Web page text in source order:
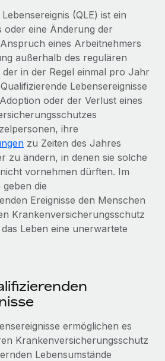
HR-Aufgaben
der HR in bestehende Abläufe
für dein Team
KI-Tools mit Remote über unser
für globale HR & Compliance
Lösungen für wachsende
HR-Lösungen, um Teams zu
und Großunternehmen
von Global-HR-Funktionen in deine
einer Partnerschaft
Demnächst verfügbar
und KI-Automatisierung
berechnen
möglichen Währungen und
für globale Freelancer:innen
Anmelden
(QLE) ist ein
oder eine Änderung der
eines Arbeitnehmers
außerhalb des regulären
in der Regel einmal pro Jahr
Lebensereignisse
oder der Verlust eines
ihre
zu Zeiten des Jahres
zu ändern, in denen sie solche
vornehmen dürften. Im
die
Ereignisse den Menschen
Krankenversicherungsschutz
Leben eine unerwartete
ermöglichen es
Krankenversicherungsschutz
Lebensumstände